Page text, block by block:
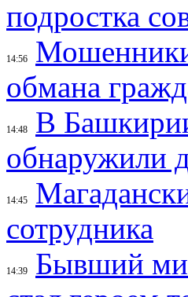
подростка
14:56
обмана
14:48
В
обнаружили
14:45
сотрудника
14:39
Бывший